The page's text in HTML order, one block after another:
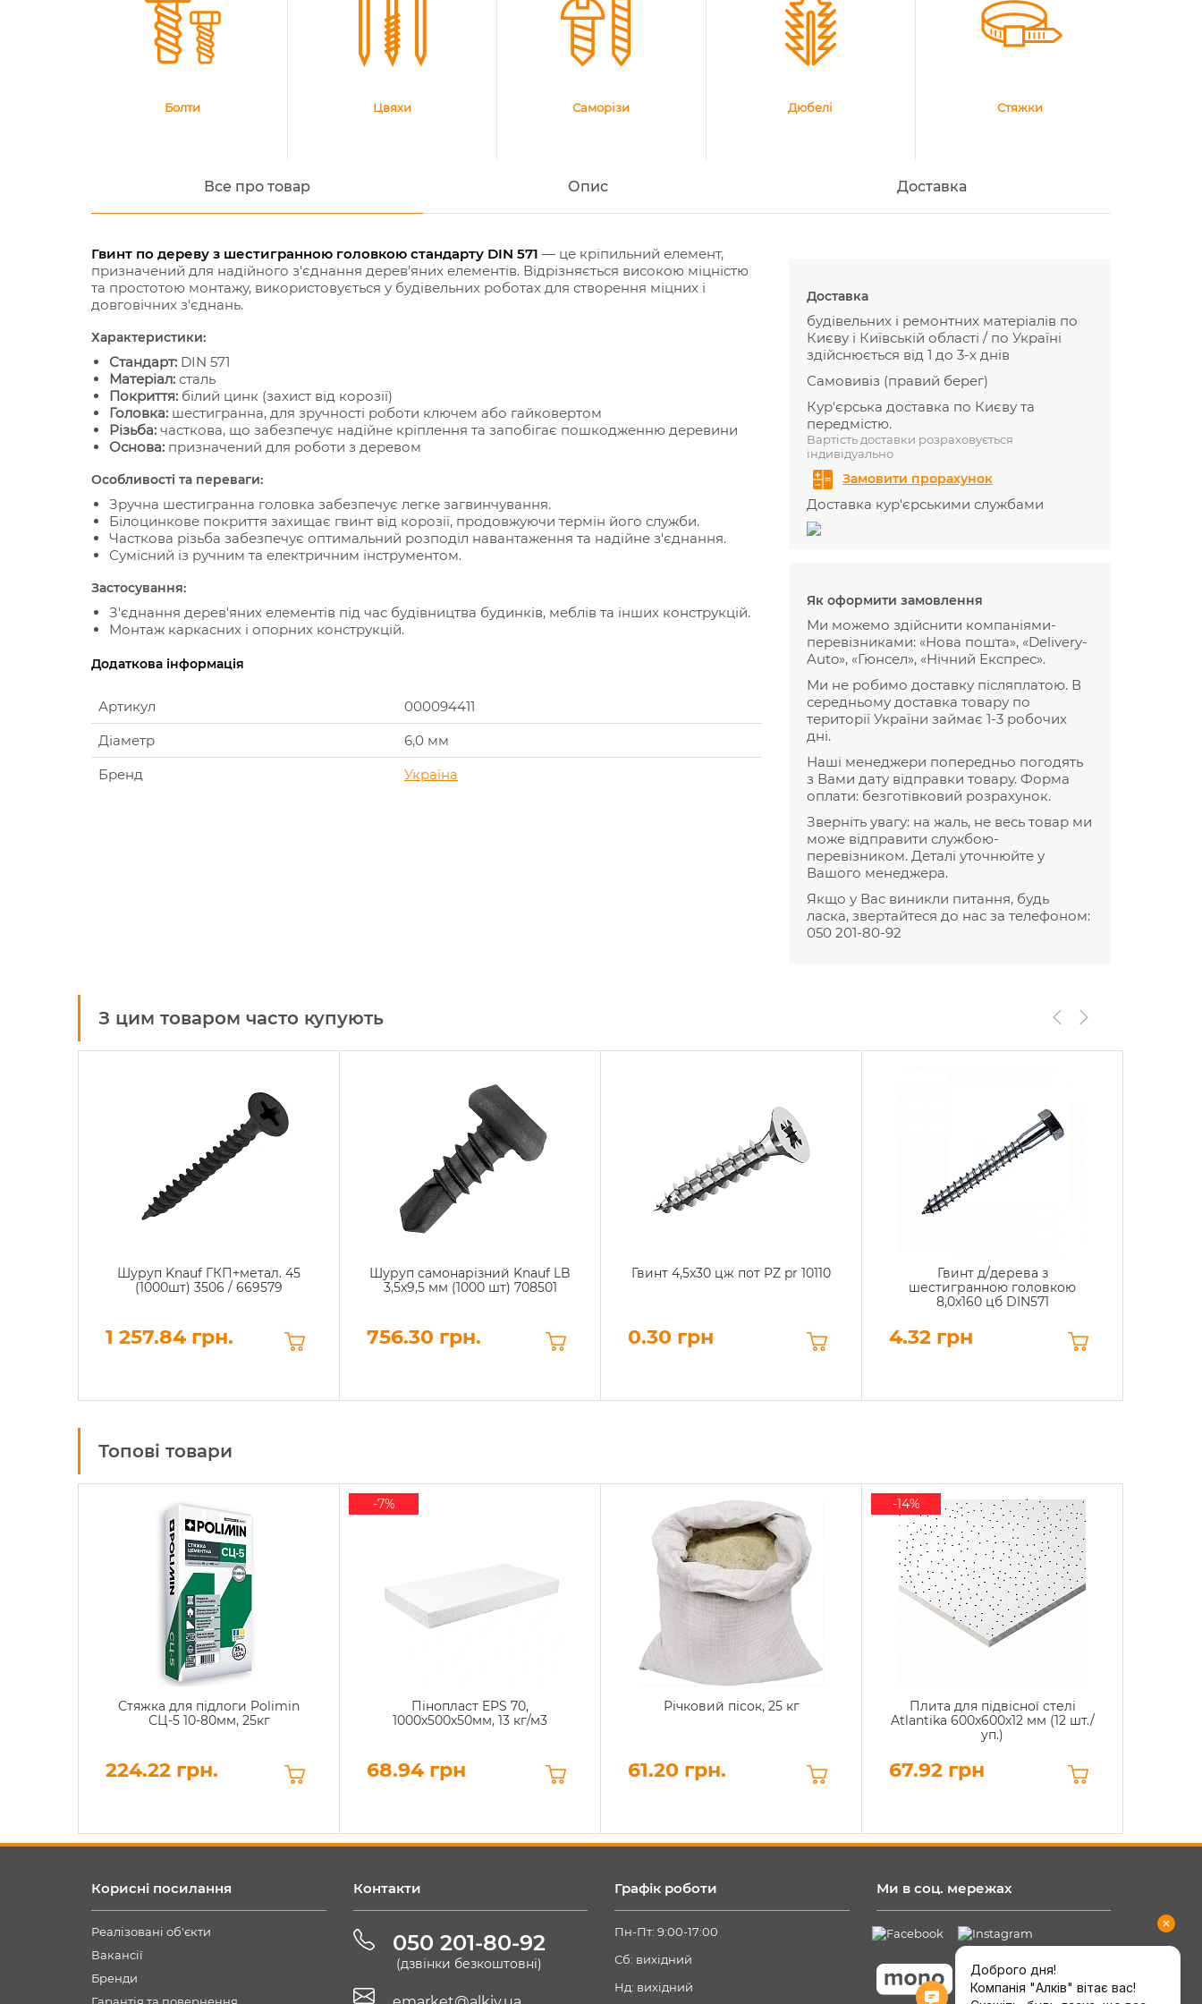
Болти Цвяхи Саморізи Дюбелі Стяжки
Все про товар Опис Доставка
Гвинт по дереву з шестигранною головкою стандарту DIN 571 — це кріпильний елемент,
призначений для надійного з'єднання дерев'яних елементів. Відрізняється високою міцністю
та простотою монтажу, використовується у будівельних роботах для створення міцних і
довговічних з'єднань.
Характеристики:
Стандарт: DIN 571
Матеріал: сталь
Покриття: білий цинк (захист від корозії)
Головка: шестигранна, для зручності роботи ключем або гайковертом
Різьба: часткова, що забезпечує надійне кріплення та запобігає пошкодженню деревини
Основа: призначений для роботи з деревом
Особливості та переваги:
Зручна шестигранна головка забезпечує легке загвинчування.
Білоцинкове покриття захищає гвинт від корозії, продовжуючи термін його служби.
Часткова різьба забезпечує оптимальний розподіл навантаження та надійне з'єднання.
Сумісний із ручним та електричним інструментом.
Застосування:
З'єднання дерев'яних елементів під час будівництва будинків, меблів та інших конструкцій.
Монтаж каркасних і опорних конструкцій.
Додаткова інформація
Артикул
000094411
Діаметр
6,0 мм
Бренд
Україна
Доставка
будівельних і ремонтних матеріалів по
Києву і Київській області / по Україні
здійснюється від 1 до 3-х днів
Самовивіз (правий берег)
Кур'єрська доставка по Києву та
передмістю.
Вартість доставки розраховується
індивідуально
Замовити прорахунок
Доставка кур'єрськими службами
Як оформити замовлення
Ми можемо здійснити компаніями-
перевізниками: «Нова пошта», «Delivery-
Auto», «Гюнсел», «Нічний Експрес».
Ми не робимо доставку післяплатою. В
середньому доставка товару по
території України займає 1-3 робочих
дні.
Наші менеджери попередньо погодять
з Вами дату відправки товару. Форма
оплати: безготівковий розрахунок.
Зверніть увагу: на жаль, не весь товар ми
може відправити службою-
перевізником. Деталі уточнюйте у
Вашого менеджера.
Якщо у Вас виникли питання, будь
ласка, звертайтеся до нас за телефоном:
050 201-80-92
З цим товаром часто купують
Шуруп Knauf ГКП+метал. 45
(1000шт) 3506 / 669579
1 257.84 грн.
Шуруп самонарізний Knauf LB
3,5х9,5 мм (1000 шт) 708501
756.30 грн.
Гвинт 4,5x30 цж пот PZ pr 10110
0.30 грн
Гвинт д/дерева з
шестигранною головкою
8,0х160 цб DIN571
4.32 грн
Топові товари
Стяжка для підлоги Polimin
СЦ-5 10-80мм, 25кг
224.22 грн.
Пінопласт EPS 70,
1000х500х50мм, 13 кг/м3
68.94 грн
-7%
Річковий пісок, 25 кг
61.20 грн.
Плита для підвісної стелі
Atlantika 600x600x12 мм (12 шт./
уп.)
67.92 грн
-14%
Корисні посилання
Реалізовані об'єкти
Вакансії
Бренди
Контакти
050 201-80-92
(дзвінки безкоштовні)
Графік роботи
Пн-Пт: 9:00-17:00
Сб: вихідний
Нд: вихідний
Ми в соц. мережах